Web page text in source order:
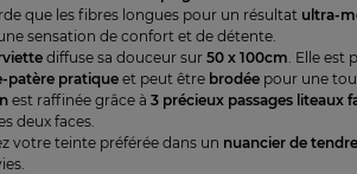
que les fibres longues pour un résultat ultra-
sensation de confort et de détente.
diffuse sa douceur sur 50 x 100cm. Elle est
patère pratiqueet peut être brodée pour une
est raffinée grâce à3 précieux passages liteaux
deux faces.
votre teinte préférée dans un nuancier de